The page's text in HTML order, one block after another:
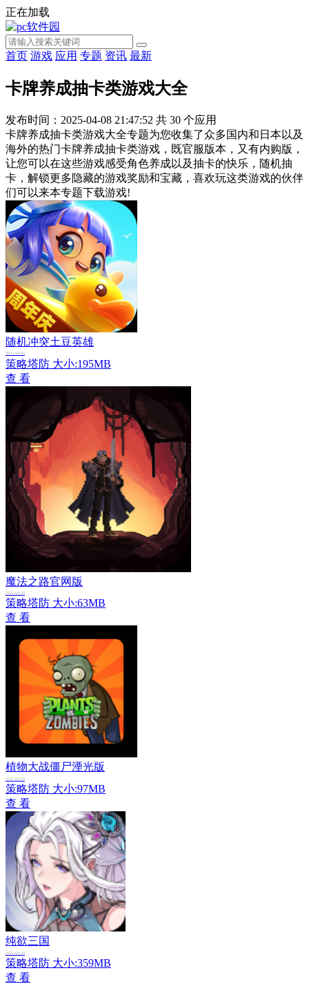
正在加载
首页 游戏 应用 专题 资讯 最新
卡牌养成抽卡类游戏大全
发布时间：2025-04-08 21:47:52 共 30 个应用
卡牌养成抽卡类游戏大全专题为您收集了众多国内和日本以及
海外的热门卡牌养成抽卡类游戏，既官服版本，又有内购版，
让您可以在这些游戏感受角色养成以及抽卡的快乐，随机抽
卡，解锁更多隐藏的游戏奖励和宝藏，喜欢玩这类游戏的伙伴
们可以来本专题下载游戏!
随机冲突土豆英雄
2025-04-04
策略塔防 大小:195MB
查 看
魔法之路官网版
2025-04-04
策略塔防 大小:63MB
查 看
植物大战僵尸湮光版
2025-04-04
策略塔防 大小:97MB
查 看
纯欲三国
2025-04-04
策略塔防 大小:359MB
查 看